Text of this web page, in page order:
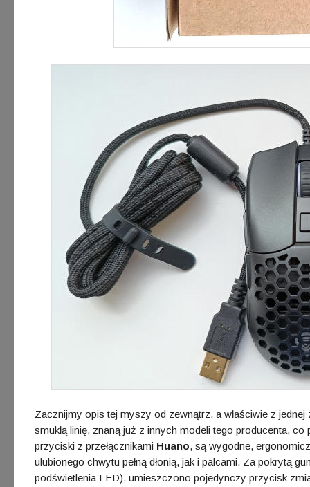
Zacznijmy opis tej myszy od zewnątrz, a właściwie z
smukłą linię, znaną już z innych modeli tego producenta,
przyciski z przełącznikami Huano, są wygodne,
ulubionego chwytu pełną dłonią, jak i palcami. Za pokrytą
podświetlenia LED), umieszczono pojedynczy przycisk